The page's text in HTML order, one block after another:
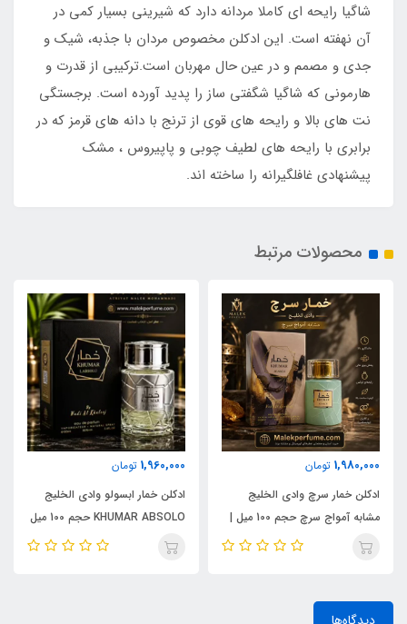
شاگیا رایحه ای کاملا مردانه دارد كه شیرینی بسیار کمی در
آن نهفته است. این ادکلن مخصوص مردان با جذبه، شیک و
جدی و مصمم و در عین حال مهربان است.ترکیبی از قدرت و
هارمونی که شاگیا شگفتی ساز را پدید آورده است. برجستگی
نت های بالا و رایحه های قوی از ترنج با دانه های قرمز که در
برابری با رایحه های لطیف چوبی و پاپیروس ، مشک
پیشنهادی غافلگیرانه را ساخته اند.
محصولات مرتبط
1,980,000 تومان
ادکلن خمار سرچ وادی الخلیج
مشابه آمواج سرچ حجم 100 میل |
KHUMAR Search Eau de
1,960,000 تومان
ادکلن خمار ابسولو وادی الخلیج
KHUMAR ABSOLO حجم 100 میل
| مشابه اورجینال ایو سن لورن مای